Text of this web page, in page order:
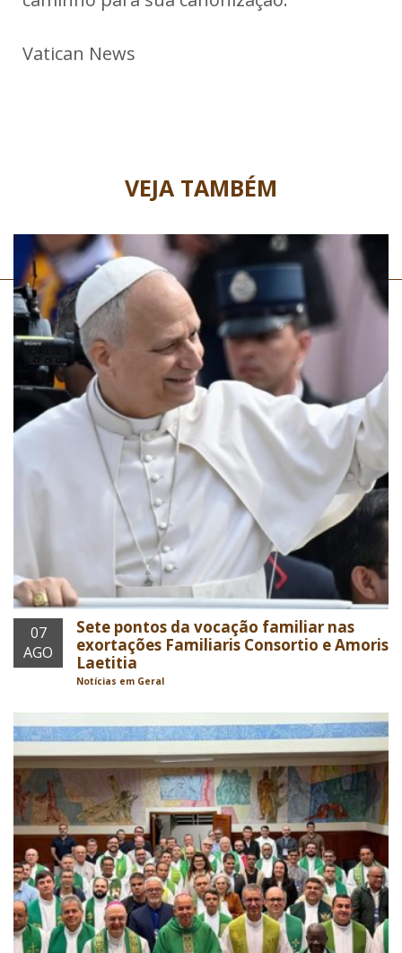
Vatican News
VEJA TAMBÉM
07
AGO
Sete pontos da vocação familiar nas
exortações Familiaris Consortio e Amoris
Laetitia
Notícias em Geral